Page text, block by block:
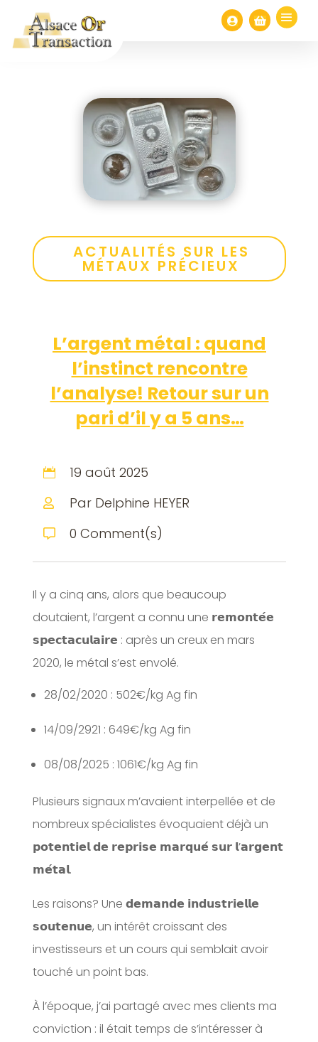
 
ACTUALITÉS SUR LES
MÉTAUX PRÉCIEUX
L’argent métal : quand
l’instinct rencontre
l’analyse! Retour sur un
pari d’il y a 5 ans…
 19 août 2025
 Par Delphine HEYER
 0 Comment(s)
Il y a cinq ans, alors que beaucoup
doutaient, l’argent a connu une 𝗿𝗲𝗺𝗼𝗻𝘁𝗲́𝗲
𝘀𝗽𝗲𝗰𝘁𝗮𝗰𝘂𝗹𝗮𝗶𝗿𝗲 : après un creux en mars
2020, le métal s’est envolé.
28/02/2020 : 502€/kg Ag fin
14/09/2921 : 649€/kg Ag fin
08/08/2025 : 1061€/kg Ag fin
Plusieurs signaux m’avaient interpellée et de
nombreux spécialistes évoquaient déjà un
𝗽𝗼𝘁𝗲𝗻𝘁𝗶𝗲𝗹 𝗱𝗲 𝗿𝗲𝗽𝗿𝗶𝘀𝗲 𝗺𝗮𝗿𝗾𝘂𝗲́ 𝘀𝘂𝗿 𝗹’𝗮𝗿𝗴𝗲𝗻𝘁
𝗺𝗲́𝘁𝗮𝗹.
Les raisons? Une 𝗱𝗲𝗺𝗮𝗻𝗱𝗲 𝗶𝗻𝗱𝘂𝘀𝘁𝗿𝗶𝗲𝗹𝗹𝗲
𝘀𝗼𝘂𝘁𝗲𝗻𝘂𝗲, un intérêt croissant des
investisseurs et un cours qui semblait avoir
touché un point bas.
À l’époque, j’ai partagé avec mes clients ma
conviction : il était temps de s’intéresser à